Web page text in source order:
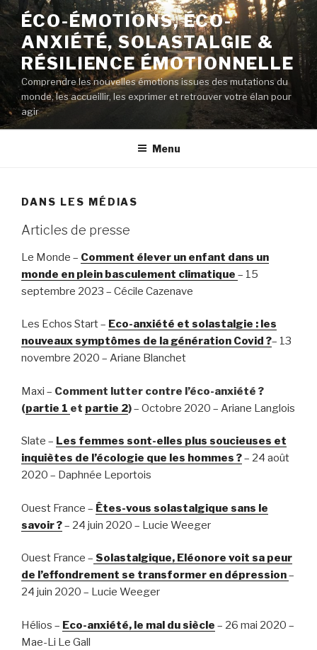
Aller
au
contenu
principal
ÉCO-ÉMOTIONS, ÉCO-
ANXIÉTÉ, SOLASTALGIE &
RÉSILIENCE ÉMOTIONNELLE
Comprendre les nouvelles émotions issues des mutations du
monde, les accueillir, les exprimer et retrouver votre élan pour
agir
Menu
DANS LES MÉDIAS
Articles de presse
Le Monde – Comment élever un enfant dans un
monde en plein basculement climatique – 15
septembre 2023 – Cécile Cazenave
Les Echos Start – Eco-anxiété et solastalgie : les
nouveaux symptômes de la génération Covid ?– 13
novembre 2020 – Ariane Blanchet
Maxi – Comment lutter contre l’éco-anxiété ?
(partie 1 et partie 2)– Octobre 2020 – Ariane Langlois
Slate – Les femmes sont-elles plus soucieuses et
inquiètes de l’écologie que les hommes ?– 24 août
2020 – Daphnée Leportois
Ouest France – Êtes-vous solastalgique sans le
savoir ?– 24 juin 2020 – Lucie Weeger
Ouest France – Solastalgique, Eléonore voit sa peur
de l’effondrement se transformer en dépression–
24 juin 2020 – Lucie Weeger
Hélios – Eco-anxiété, le mal du siècle – 26 mai 2020 –
Mae-Li Le Gall